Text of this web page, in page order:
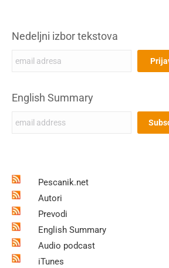
Nedeljni izbor tekstova
English Summary
Pescanik.net
Autori
Prevodi
English Summary
Audio podcast
iTunes